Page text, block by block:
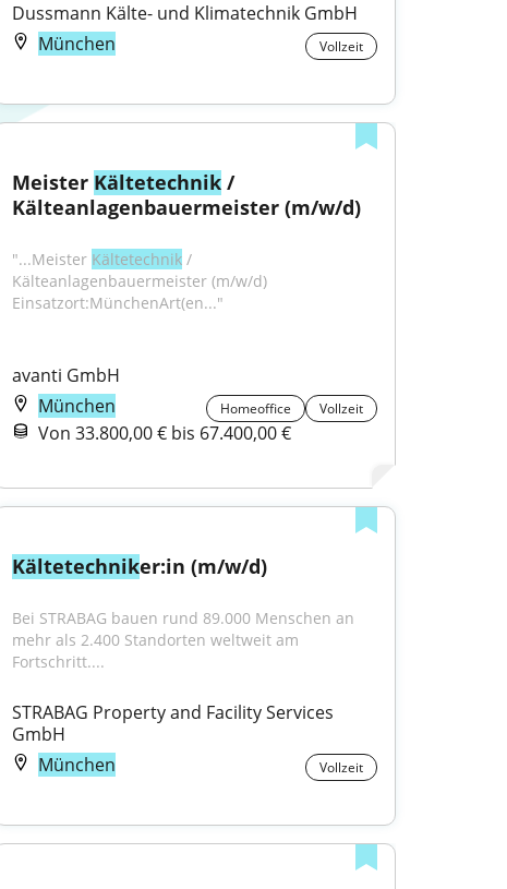
Dussmann Kälte- und Klimatechnik GmbH
München
Vollzeit
Meister Kältetechnik /
Kälteanlagenbauermeister (m/w/d)
"...Meister Kältetechnik /
Kälteanlagenbauermeister (m/w/d)
Einsatzort:MünchenArt(en..."
avanti GmbH
München
Homeoffice Vollzeit
Von 33.800,00 € bis 67.400,00 €
Kältetechniker:in (m/w/d)
Bei STRABAG bauen rund 89.000 Menschen an
mehr als 2.400 Standorten weltweit am
Fortschritt....
STRABAG Property and Facility Services
GmbH
München
Vollzeit